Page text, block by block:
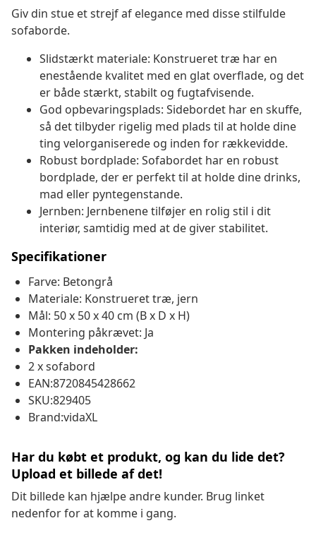
Giv din stue et strejf af elegance med disse stilfulde
sofaborde.
Slidstærkt materiale: Konstrueret træ har en
enestående kvalitet med en glat overflade, og det
er både stærkt, stabilt og fugtafvisende.
God opbevaringsplads: Sidebordet har en skuffe,
så det tilbyder rigelig med plads til at holde dine
ting velorganiserede og inden for rækkevidde.
Robust bordplade: Sofabordet har en robust
bordplade, der er perfekt til at holde dine drinks,
mad eller pyntegenstande.
Jernben: Jernbenene tilføjer en rolig stil i dit
interiør, samtidig med at de giver stabilitet.
Specifikationer
Farve: Betongrå
Materiale: Konstrueret træ, jern
Mål: 50 x 50 x 40 cm (B x D x H)
Montering påkrævet: Ja
Pakken indeholder:
2 x sofabord
EAN:8720845428662
SKU:829405
Brand:vidaXL
Har du købt et produkt, og kan du lide det?
Upload et billede af det!
Dit billede kan hjælpe andre kunder. Brug linket
nedenfor for at komme i gang.